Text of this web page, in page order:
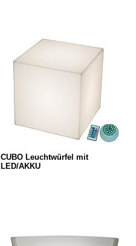
CUBO Leuchtwürfel mit
LED/AKKU